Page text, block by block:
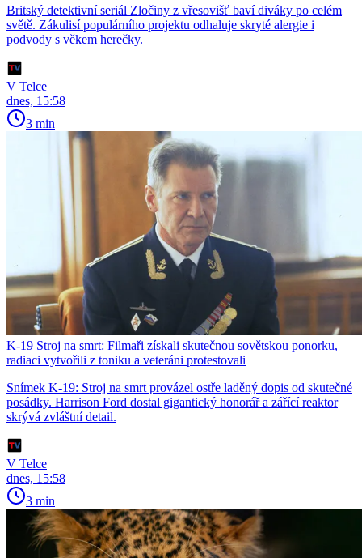
Britský detektivní seriál Zločiny z vřesovišť baví diváky po celém
světě. Zákulisí populárního projektu odhaluje skryté alergie i
podvody s věkem herečky.
V Telce
dnes, 15:58
3 min
K-19 Stroj na smrt: Filmaři získali skutečnou sovětskou ponorku,
radiaci vytvořili z toniku a veteráni protestovali
Snímek K-19: Stroj na smrt provázel ostře laděný dopis od skutečné
posádky. Harrison Ford dostal gigantický honorář a zářící reaktor
skrývá zvláštní detail.
V Telce
dnes, 15:58
3 min